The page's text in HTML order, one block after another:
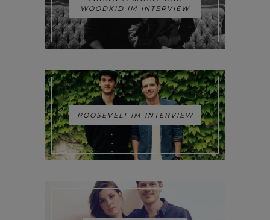
WOODKID IM INTERVIEW
ROOSEVELT IM INTERVIEW